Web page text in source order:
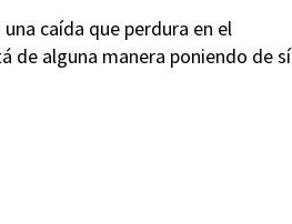
caída que perdura en el
de alguna manera poniendo de sí